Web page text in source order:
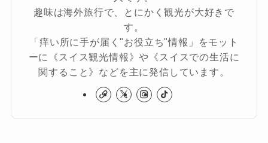
趣味は海外旅行で、とにかく観光が大好きで
す。
「痒い所に手が届く"お役立ち"情報」をモット
ーに《スイス観光情報》や《スイスでの生活に
関すること》などを主に発信しています。